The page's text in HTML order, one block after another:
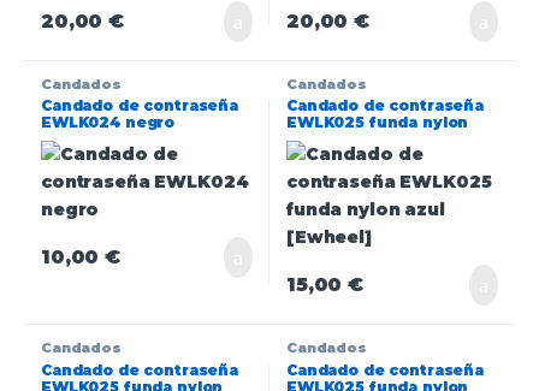
20,00€ 20,00€
Candados
Candado de contraseña
EWLK024 negro
10,00€
Candados
Candado de contraseña
EWLK025 funda nylon
azul [Ewheel]
15,00€
Candados
Candado de contraseña
EWLK025 funda nylon
Candados
Candado de contraseña
EWLK025 funda nylon